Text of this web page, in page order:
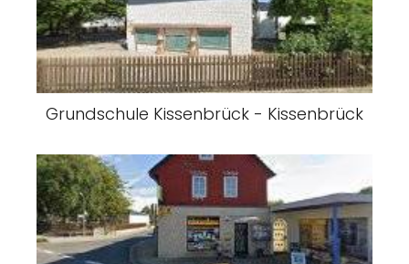
Grundschule Kissenbrück - Kissenbrück